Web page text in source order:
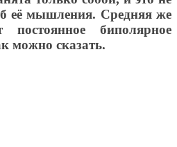
её мышления. Средняя же
постоянное биполярное
можно сказать.